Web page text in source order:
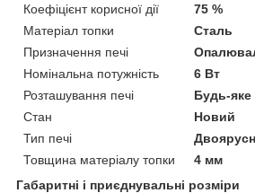
Коефіцієнт корисної дії
75 %
Матеріал топки
Сталь
Призначення печі
Номінальна потужність
6 Вт
Розташування печі
Будь-яке
Стан
Новий
Тип печі
Товщина матеріалу топки
4 мм
Габаритні і приєднувальні розміри